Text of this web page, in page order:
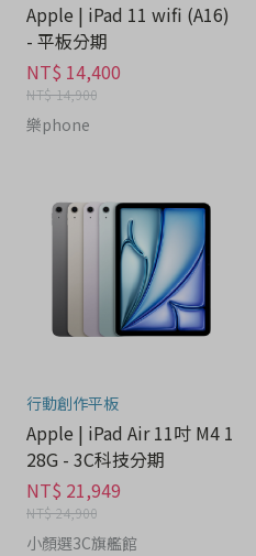
Apple | iPad 11 wifi (A16)
- 平板分期
NT$ 14,400
NT$ 14,900
樂phone
行動創作平板
Apple | iPad Air 11吋 M4 1
28G - 3C科技分期
NT$ 21,949
NT$ 24,900
小顏選3C旗艦館